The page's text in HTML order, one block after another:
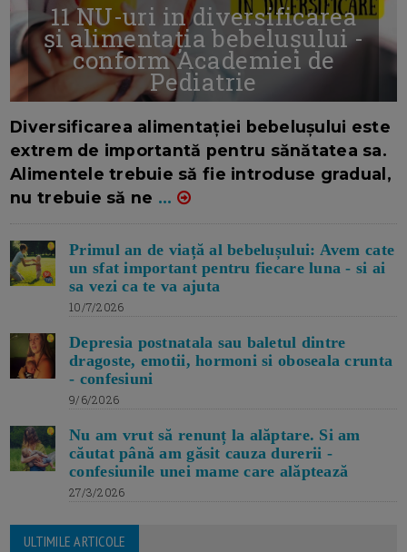
11 NU-uri in diversificarea
și alimentația bebelușului -
conform Academiei de
Pediatrie
Diversificarea alimentației bebelușului este
extrem de importantă pentru sănătatea sa.
Alimentele trebuie să fie introduse gradual,
nu trebuie să ne ...
Primul an de viață al bebelușului: Avem cate
un sfat important pentru fiecare luna - si ai
sa vezi ca te va ajuta
10/7/2026
Depresia postnatala sau baletul dintre
dragoste, emotii, hormoni si oboseala crunta
- confesiuni
9/6/2026
Nu am vrut să renunț la alăptare. Si am
căutat până am găsit cauza durerii -
confesiunile unei mame care alăptează
27/3/2026
ULTIMILE ARTICOLE